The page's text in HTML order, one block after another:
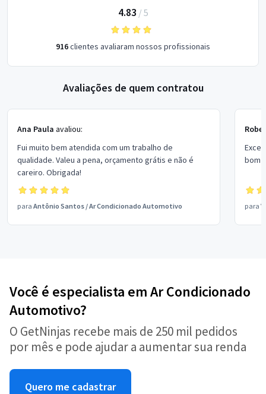
4.83 / 5
916clientes avaliaram nossos profissionais
Avaliações de quem contratou
Ana Paula avaliou:
Fui muito bem atendida com um trabalho de
qualidade. Valeu a pena, orçamento grátis e não é
careiro. Obrigada!
para Antônio Santos /Ar Condicionado Automotivo
bom
para
Você é especialista em Ar Condicionado
Automotivo?
O GetNinjas recebe mais de 250 mil pedidos
por mês e pode ajudar a aumentar sua renda
Quero me cadastrar